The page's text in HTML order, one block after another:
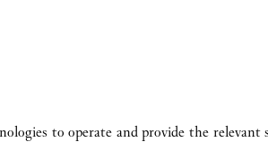
to operate and provide the relevant